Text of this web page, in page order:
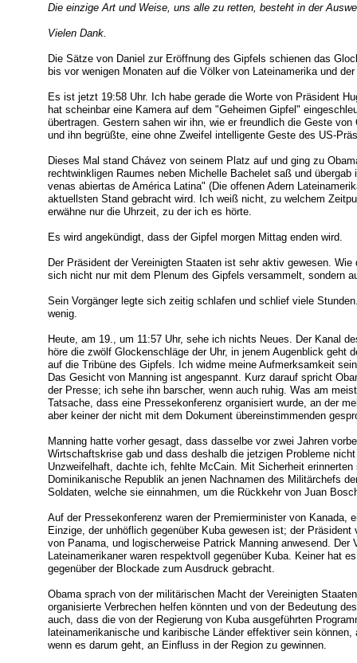
Die einzige Art und Weise, uns alle zu retten, besteht in der
Vielen Dank.
Die Sätze von Daniel zur Eröffnung des Gipfels schienen das
bis vor wenigen Monaten auf die Völker von Lateinamerika und
Es ist jetzt 19:58 Uhr. Ich habe gerade die Worte von Präsident
hat scheinbar eine Kamera auf dem "Geheimen Gipfel"
übertragen. Gestern sahen wir ihn, wie er freundlich die Geste
und ihn begrüßte, eine ohne Zweifel intelligente Geste des US-
Dieses Mal stand Chávez von seinem Platz auf und ging zu
rechtwinkligen Raumes neben Michelle Bachelet saß und
venas abiertas de América Latina" (Die offenen Adern
aktuellsten Stand gebracht wird. Ich weiß nicht, zu welchem
erwähne nur die Uhrzeit, zu der ich es hörte.
Es wird angekündigt, dass der Gipfel morgen Mittag enden wird.
Der Präsident der Vereinigten Staaten ist sehr aktiv gewesen.
sich nicht nur mit dem Plenum des Gipfels versammelt, sondern
Sein Vorgänger legte sich zeitig schlafen und schlief viele
wenig.
Heute, am 19., um 11:57 Uhr, sehe ich nichts Neues. Der Kanal
höre die zwölf Glockenschläge der Uhr, in jenem Augenblick geht
auf die Tribüne des Gipfels. Ich widme meine Aufmerksamkeit
Das Gesicht von Manning ist angespannt. Kurz darauf spricht
der Presse; ich sehe ihn barscher, wenn auch ruhig. Was am
Tatsache, dass eine Pressekonferenz organisiert wurde, an der
aber keiner der nicht mit dem Dokument übereinstimmenden
Manning hatte vorher gesagt, dass dasselbe vor zwei Jahren
Wirtschaftskrise gab und dass deshalb die jetzigen Probleme
Unzweifelhaft, dachte ich, fehlte McCain. Mit Sicherheit
Dominikanische Republik an jenen Nachnamen des Militärchefs
Soldaten, welche sie einnahmen, um die Rückkehr von Juan
Auf der Pressekonferenz waren der Premierminister von Kanada,
Einzige, der unhöflich gegenüber Kuba gewesen ist; der
von Panama, und logischerweise Patrick Manning anwesend. Der
Lateinamerikaner waren respektvoll gegenüber Kuba. Keiner hat
gegenüber der Blockade zum Ausdruck gebracht.
Obama sprach von der militärischen Macht der Vereinigten
organisierte Verbrechen helfen könnten und von der Bedeutung
auch, dass die von der Regierung von Kuba ausgeführten
lateinamerikanische und karibische Länder effektiver sein
wenn es darum geht, an Einfluss in der Region zu gewinnen.